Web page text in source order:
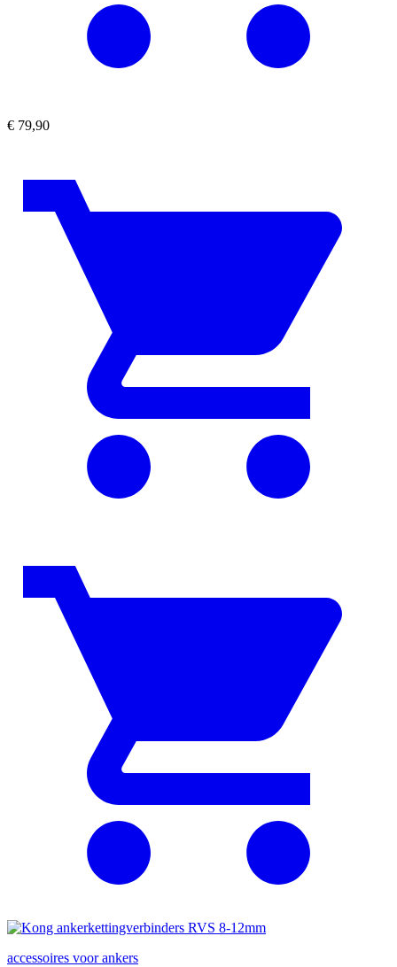
€ 79,90
accessoires voor ankers